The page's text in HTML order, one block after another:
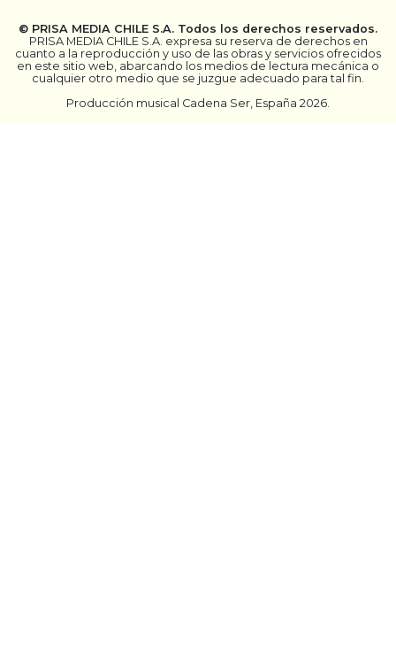
© PRISA MEDIA CHILE S.A. Todos los derechos reservados.
PRISA MEDIA CHILE S.A. expresa su reserva de derechos en
cuanto a la reproducción y uso de las obras y servicios ofrecidos
en este sitio web, abarcando los medios de lectura mecánica o
cualquier otro medio que se juzgue adecuado para tal fin.
Producción musical Cadena Ser, España 2026.